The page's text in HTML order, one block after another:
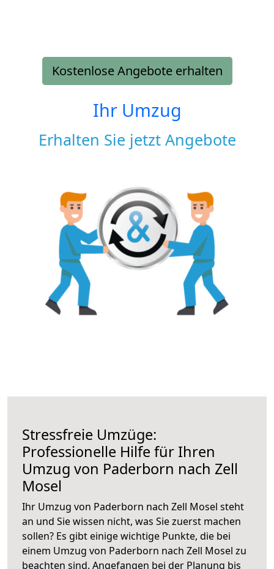
Kostenlose Angebote erhalten
Ihr Umzug
Erhalten Sie jetzt Angebote
Stressfreie Umzüge:
Professionelle Hilfe für Ihren
Umzug von Paderborn nach Zell
Mosel
Ihr Umzug von Paderborn nach Zell Mosel steht
an und Sie wissen nicht, was Sie zuerst machen
sollen? Es gibt einige wichtige Punkte, die bei
einem Umzug von Paderborn nach Zell Mosel zu
beachten sind. Angefangen bei der Planung bis